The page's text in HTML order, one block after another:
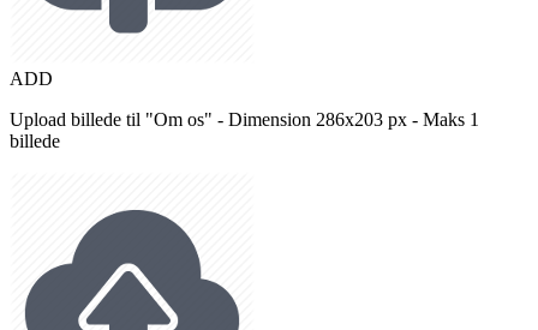
ADD
Upload billede til "Om os" - Dimension 286x203 px - Maks 1
billede